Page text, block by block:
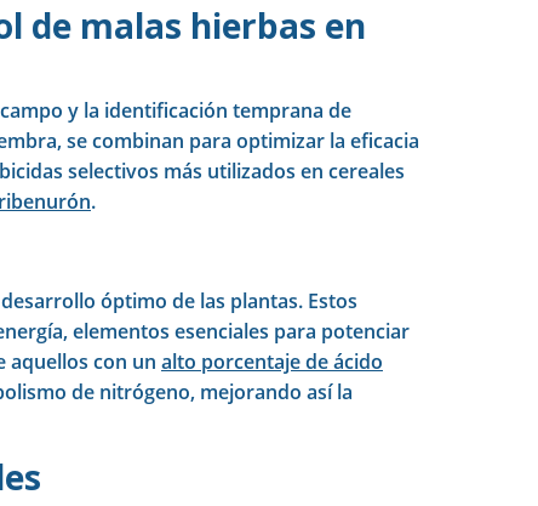
de malas hierbas en
y la identificación temprana de
se combinan para optimizar la eficacia
selectivos más utilizados en cereales
.
óptimo de las plantas. Estos
elementos esenciales para potenciar
aquellos con un alto porcentaje de ácido
de nitrógeno, mejorando así la